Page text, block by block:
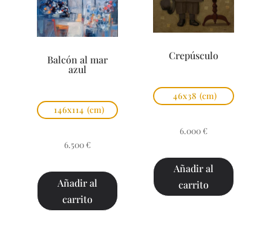
Balcón al mar
azul
146x114 (cm)
6.500 €
Añadir al
carrito
Crepúsculo
46x38 (cm)
6.000 €
Añadir al
carrito